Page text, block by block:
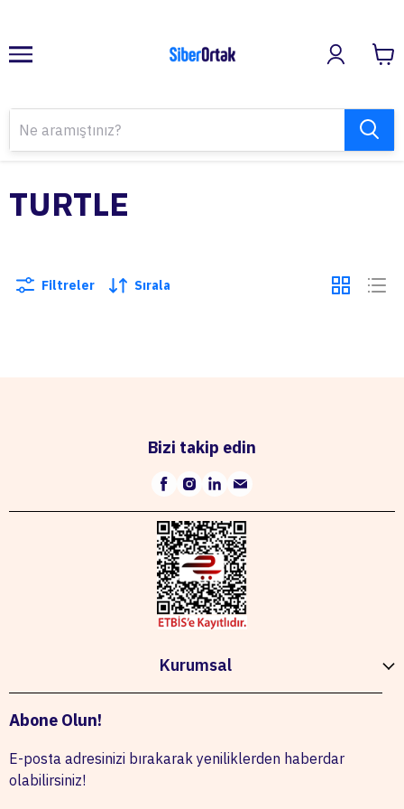
TURTLE
Filtreler Sırala
Bizi takip edin
Kurumsal
Abone Olun!
E-posta adresinizi bırakarak yeniliklerden haberdar
olabilirsiniz!